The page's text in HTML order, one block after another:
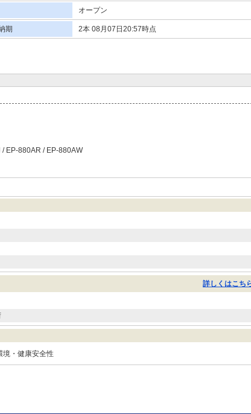
オープン
期 2本 08月07日20:57時点
EP-880AR / EP-880AW
詳しくはこち
境・健康安全性